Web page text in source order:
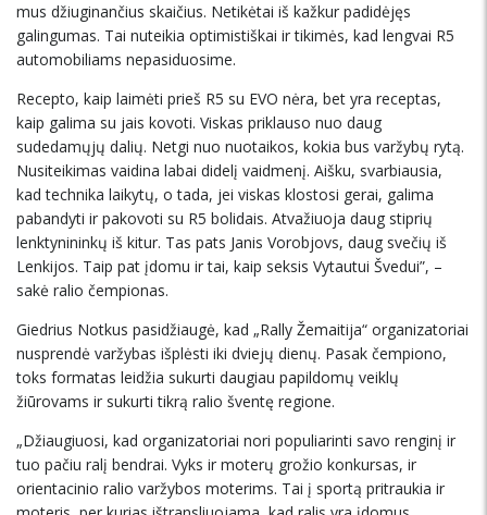
mus džiuginančius skaičius. Netikėtai iš kažkur padidėjęs
galingumas. Tai nuteikia optimistiškai ir tikimės, kad lengvai R5
automobiliams nepasiduosime.
Recepto, kaip laimėti prieš R5 su EVO nėra, bet yra receptas,
kaip galima su jais kovoti. Viskas priklauso nuo daug
sudedamųjų dalių. Netgi nuo nuotaikos, kokia bus varžybų rytą.
Nusiteikimas vaidina labai didelį vaidmenį. Aišku, svarbiausia,
kad technika laikytų, o tada, jei viskas klostosi gerai, galima
pabandyti ir pakovoti su R5 bolidais. Atvažiuoja daug stiprių
lenktynininkų iš kitur. Tas pats Janis Vorobjovs, daug svečių iš
Lenkijos. Taip pat įdomu ir tai, kaip seksis Vytautui Švedui”, –
sakė ralio čempionas.
Giedrius Notkus pasidžiaugė, kad „Rally Žemaitija“ organizatoriai
nusprendė varžybas išplėsti iki dviejų dienų. Pasak čempiono,
toks formatas leidžia sukurti daugiau papildomų veiklų
žiūrovams ir sukurti tikrą ralio šventę regione.
„Džiaugiuosi, kad organizatoriai nori populiarinti savo renginį ir
tuo pačiu ralį bendrai. Vyks ir moterų grožio konkursas, ir
orientacinio ralio varžybos moterims. Tai į sportą pritraukia ir